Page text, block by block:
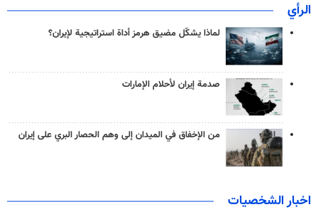
الرأي
لماذا يشكّل مضيق هرمز أداة استراتيجية لإيران؟
صدمة إيران لأحلام الإمارات
من الإخفاق في الميدان إلى وهم الحصار البري على إيران
اخبار الشخصيات